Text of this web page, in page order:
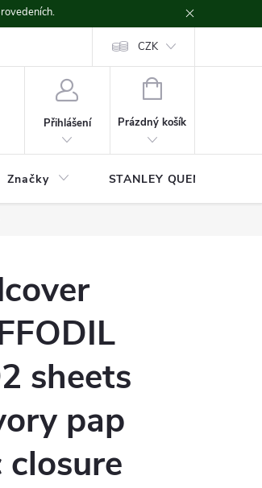
CZK
Přihlášení
NÁKUPNÍ
Prázdný košík
Značky STANLEY QUENCHER
sheets
pap